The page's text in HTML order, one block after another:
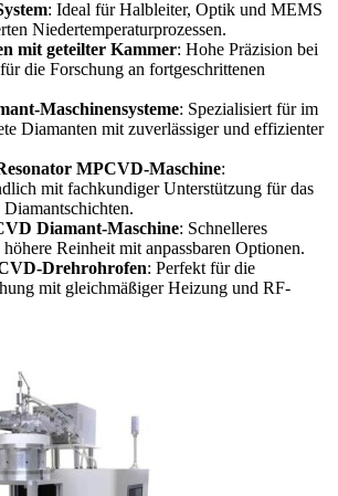
: Ideal für Halbleiter, Optik und MEMS
Niedertemperaturprozessen.
mit geteilter Kammer: Hohe Präzision bei
die Forschung an fortgeschrittenen
Maschinensysteme: Spezialisiert für im
Diamanten mit zuverlässiger und effizienter
MPCVD-Maschine:
mit fachkundiger Unterstützung für das
Diamant-Maschine: Schnelleres
Reinheit mit anpassbaren Optionen.
Drehrohrofen: Perfekt für die
mit gleichmäßiger Heizung und RF-